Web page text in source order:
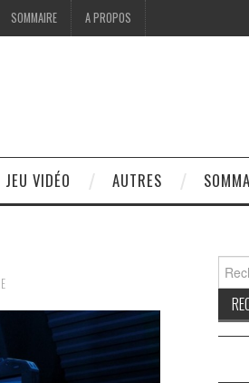
SOMMAIRE A PROPOS
JEU VIDÉO AUTRES